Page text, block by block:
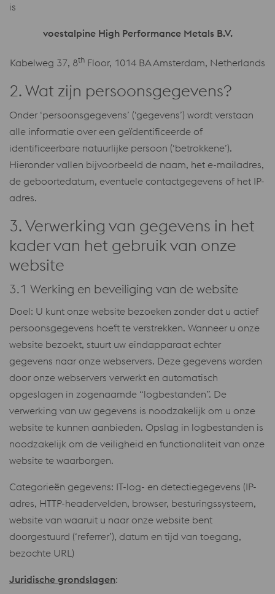
is
voestalpine High Performance Metals B.V.
Kabelweg 37, 8th Floor, 1014 BA Amsterdam, Netherlands
2. Wat zijn persoonsgegevens?
Onder ‘persoonsgegevens’ (‘gegevens’) wordt verstaan ​​
alle informatie over een geïdentificeerde of
identificeerbare natuurlijke persoon (‘betrokkene’).
Hieronder vallen bijvoorbeeld de naam, het e-mailadres,
de geboortedatum, eventuele contactgegevens of het IP-
adres.
3. Verwerking van gegevens in het
kader van het gebruik van onze
website
3.1 Werking en beveiliging van de website
Doel: U kunt onze website bezoeken zonder dat u actief
persoonsgegevens hoeft te verstrekken. Wanneer u onze
website bezoekt, stuurt uw eindapparaat echter
gegevens naar onze webservers. Deze gegevens worden
door onze webservers verwerkt en automatisch
opgeslagen in zogenaamde “logbestanden”. De
verwerking van uw gegevens is noodzakelijk om u onze
website te kunnen aanbieden. Opslag in logbestanden is
noodzakelijk om de veiligheid en functionaliteit van onze
website te waarborgen.
Categorieën gegevens: IT-log- en detectiegegevens (IP-
adres, HTTP-headervelden, browser, besturingssysteem,
website van waaruit u naar onze website bent
doorgestuurd (‘referrer’), datum en tijd van toegang,
bezochte URL)
Juridische grondslagen: